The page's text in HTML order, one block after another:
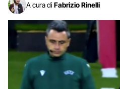
A cura di Fabrizio Rinelli